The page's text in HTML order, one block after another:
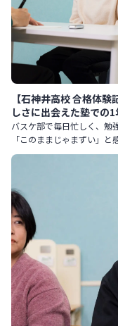
【石神井高校 合格体
しさに出会えた塾での1
バスケ部で毎日忙しく、勉
「このままじゃまずい」
業を受けたことをきっかけ